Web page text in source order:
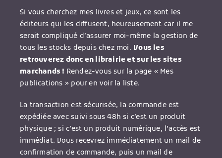
Si vous cherchez mes livres et jeux, ce sont les
éditeurs qui les diffusent, heureusement car il me
serait compliqué d’assurer moi-même la gestion de
tous les stocks depuis chez moi. Vous les
retrouverez donc en librairie et sur les sites
marchands ! Rendez-vous sur la page « Mes
publications » pour en voir la liste.
La transaction est sécurisée, la commande est
expédiée avec suivi sous 48h si c’est un produit
physique ; si c’est un produit numérique, l’accès est
immédiat. Vous recevrez immédiatement un mail de
confirmation de commande, puis un mail de